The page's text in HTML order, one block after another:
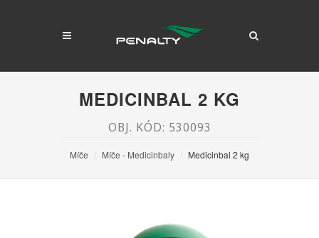
MEDICINBAL 2 KG
OBJ. KÓD: 530093
Míče Míče - Medicinbaly Medicinbal 2 kg